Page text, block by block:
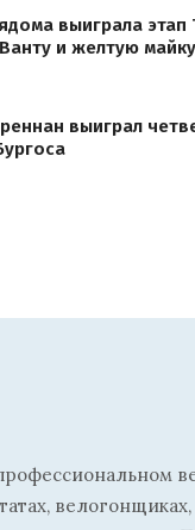
выиграла этап
и желтую
выиграл